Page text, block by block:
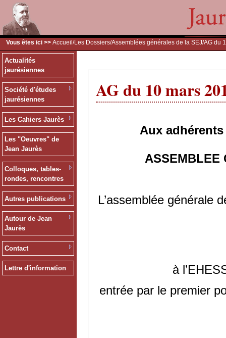
Vous êtes ici >> Accueil /Les Dossiers/Assemblées générales de la SEJ/AG du
Actualités
jaurésiennes
Société d'études
jaurésiennes
Les Cahiers Jaurès
Les "Oeuvres" de
Jean Jaurès
Colloques, tables-
rondes, rencontres
Autres publications
Autour de Jean
Jaurès
Contact
Lettre d'information
AG du 10 mars
Aux
ASSEMBLEE
L’assemblée générale
à
entrée par le premier